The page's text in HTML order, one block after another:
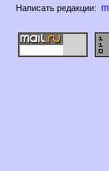
Написать редакции: